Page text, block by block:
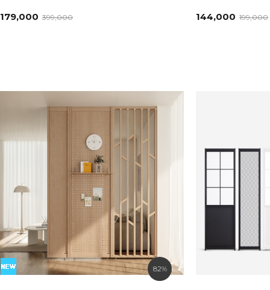
179,000 399,000 144,000 199,000
82%